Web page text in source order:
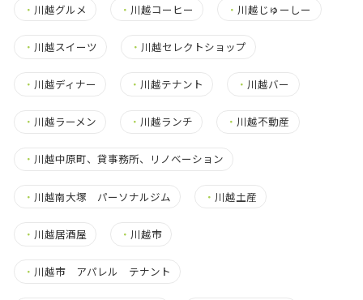
・ 川越グルメ ・ 川越コーヒー ・ 川越じゅーしー
・ 川越スイーツ ・ 川越セレクトショップ
・ 川越ディナー ・ 川越テナント ・ 川越バー
・ 川越ラーメン ・ 川越ランチ ・ 川越不動産
・ 川越中原町、貸事務所、リノベーション
・ 川越南大塚 パーソナルジム ・ 川越土産
・ 川越居酒屋 ・ 川越市
・ 川越市 アパレル テナント